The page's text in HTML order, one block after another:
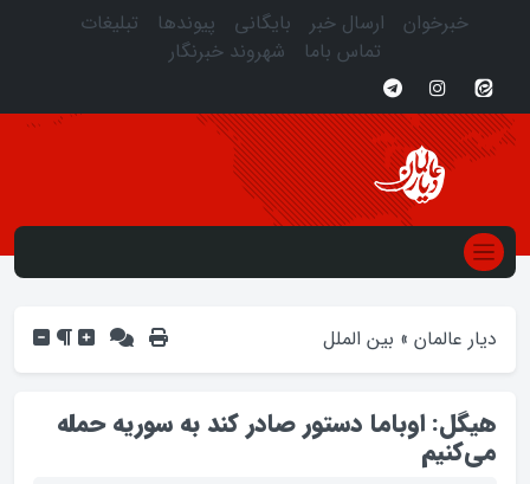
خبرخوان ارسال خبر بایگانی پیوندها
تبلیغات
تماس باما
شهروند خبرنگار
دیار عالمان » بین الملل
هیگل: اوباما دستور صادر کند به سوریه حمله
می‌کنیم